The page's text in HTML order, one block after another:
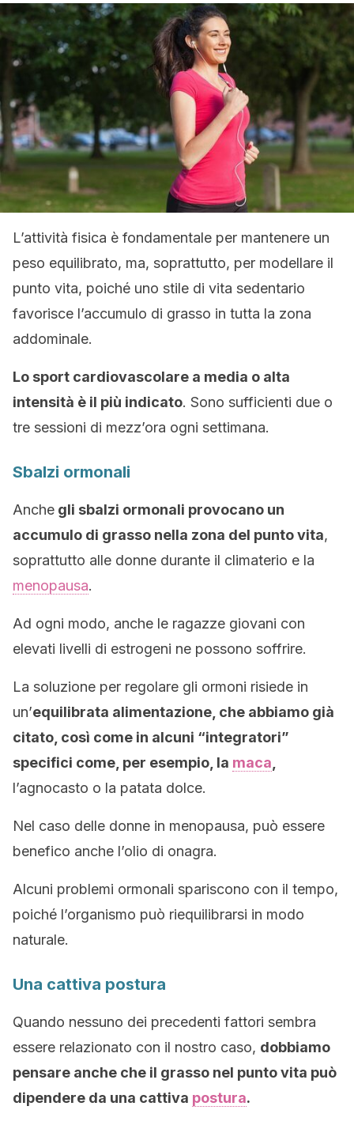
L’attività fisica è fondamentale per mantenere un
peso equilibrato, ma, soprattutto, per modellare il
punto vita, poiché uno stile di vita sedentario
favorisce l’accumulo di grasso in tutta la zona
addominale.
Lo sport cardiovascolare a media o alta
intensità è il più indicato. Sono sufficienti due o
tre sessioni di mezz’ora ogni settimana.
Sbalzi ormonali
Anche gli sbalzi ormonali provocano un
accumulo di grasso nella zona del punto vita,
soprattutto alle donne durante il climaterio e la
menopausa.
Ad ogni modo, anche le ragazze giovani con
elevati livelli di estrogeni ne possono soffrire.
La soluzione per regolare gli ormoni risiede in
un’equilibrata alimentazione, che abbiamo già
citato, così come in alcuni “integratori”
specifici come, per esempio, la maca
l’agnocasto o la patata dolce.
Nel caso delle donne in menopausa, può essere
benefico anche l’olio di onagra.
Alcuni problemi ormonali spariscono con il tempo,
poiché l’organismo può riequilibrarsi in modo
naturale.
Una cattiva postura
Quando nessuno dei precedenti fattori sembra
essere relazionato con il nostro caso, dobbiamo
pensare anche che il grasso nel punto vita può
dipendere da una cattiva postura.